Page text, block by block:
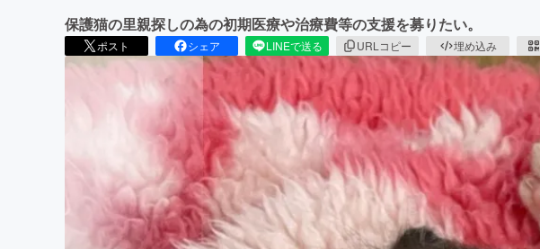
保護猫の里親探しの為の初期医療や治療費等の支援を募りたい。
ポスト シェア LINEで送る URLコピー 埋め込み